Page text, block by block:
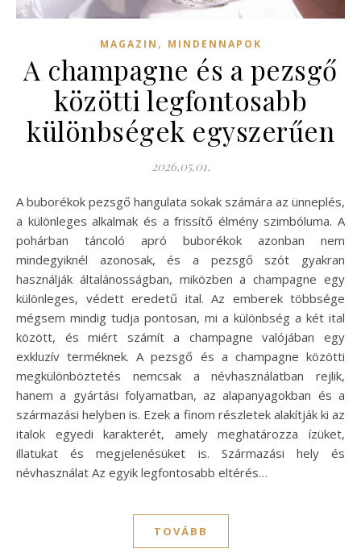
MAGAZIN , MINDENNAPOK
A champagne és a pezsgő
közötti legfontosabb
különbségek egyszerűen
2026.05.01.
A buborékok pezsgő hangulata sokak számára az ünneplés,
a különleges alkalmak és a frissítő élmény szimbóluma. A
pohárban táncoló apró buborékok azonban nem
mindegyiknél azonosak, és a pezsgő szót gyakran
használják általánosságban, miközben a champagne egy
különleges, védett eredetű ital. Az emberek többsége
mégsem mindig tudja pontosan, mi a különbség a két ital
között, és miért számít a champagne valójában egy
exkluzív terméknek. A pezsgő és a champagne közötti
megkülönböztetés nemcsak a névhasználatban rejlik,
hanem a gyártási folyamatban, az alapanyagokban és a
származási helyben is. Ezek a finom részletek alakítják ki az
italok egyedi karakterét, amely meghatározza ízüket,
illatukat és megjelenésüket is. Származási hely és
névhasználat Az egyik legfontosabb eltérés…
TOVÁBB